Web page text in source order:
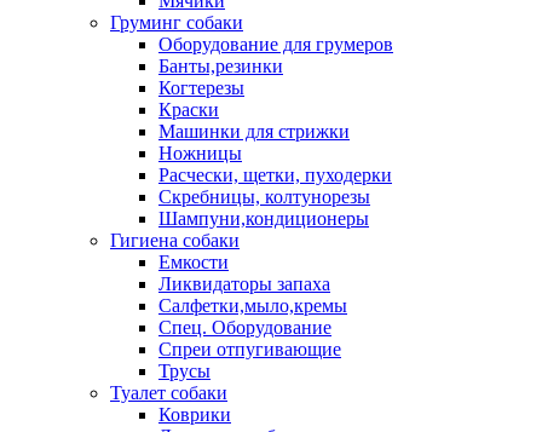
Груминг собаки
Оборудование для грумеров
Банты,резинки
Когтерезы
Краски
Машинки для стрижки
Ножницы
Расчески, щетки, пуходерки
Скребницы, колтунорезы
Шампуни,кондиционеры
Гигиена собаки
Емкости
Ликвидаторы запаха
Салфетки,мыло,кремы
Спец. Оборудование
Спреи отпугивающие
Трусы
Туалет собаки
Коврики